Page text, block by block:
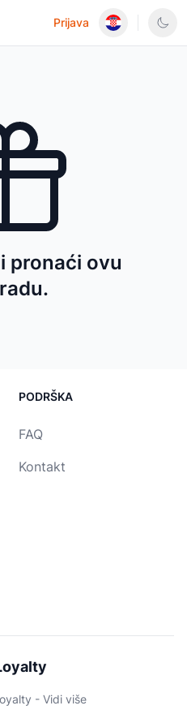
Prijava
pronaći ovu
PODRŠKA
FAQ
Kontakt
- Vidi više